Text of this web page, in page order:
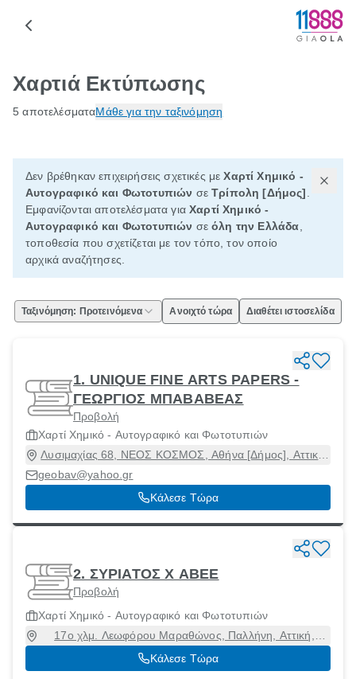
Χαρτιά Εκτύπωσης
5 αποτελέσματαΜάθε για την ταξινόμηση
Δεν βρέθηκαν επιχειρήσεις σχετικές μεΧαρτί Χημικό -
Αυτογραφικό και Φωτοτυπιών σεΤρίπολη [Δήμος]
Εμφανίζονται αποτελέσματα γιαΧαρτί Χημικό -
Αυτογραφικό και Φωτοτυπιών σεόλη την Ελλάδα
τοποθεσία που σχετίζεται με τον τόπο, τον οποίο
αρχικά αναζήτησες.
Ταξινόμηση: Προτεινόμενα Ανοιχτό τώρα Διαθέτει ιστοσελίδα
1. UNIQUE FINE ARTS PAPERS -
ΓΕΩΡΓΙΟΣ ΜΠΑΒΑΒΕΑΣ
Προβολή
Χαρτί Χημικό - Αυτογραφικό και Φωτοτυπιών
Λυσιμαχίας 68, ΝΕΟΣ ΚΟΣΜΟΣ, Αθήνα [Δήμος], Αττική,
geobav@yahoo.gr
Κάλεσε Τώρα
2. ΣΥΡΙΑΤΟΣ Χ ΑΒΕΕ
Προβολή
Χαρτί Χημικό - Αυτογραφικό και Φωτοτυπιών
17ο χλμ. Λεωφόρου Μαραθώνος, Παλλήνη, Αττική,
15351
Κάλεσε Τώρα